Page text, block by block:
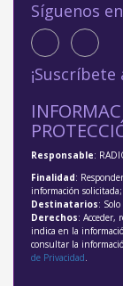
Síguenos
Responsable:
Finalidad:
información solicitada;
Destinatarios:
Derechos: Acceder,
indica en la
consultar la
de Privacidad.